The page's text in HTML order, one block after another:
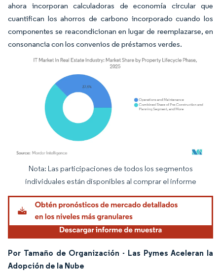
ahora incorporan calculadoras de economía circular que
cuantifican los ahorros de carbono incorporado cuando los
componentes se reacondicionan en lugar de reemplazarse, en
consonancia con los convenios de préstamos verdes.
Imagen © Mordor Intelligence. El uso requiere atribución según CC BY 4.0.
Nota: Las participaciones de todos los segmentos
individuales están disponibles al comprar el informe
Por Tamaño de Organización - Las Pymes Aceleran la
Adopción de la Nube